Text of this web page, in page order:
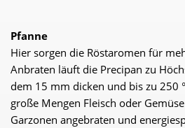
Pfanne
Hier sorgen die Röstaromen für
Anbraten läuft die Precipan zu
dem 15 mm dicken und bis zu 250
große Mengen Fleisch oder
Garzonen angebraten und